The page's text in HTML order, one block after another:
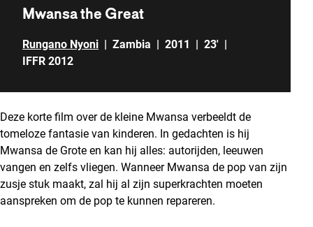
Mwansa the Great
Rungano Nyoni | Zambia | 2011 | 23' |
IFFR 2012
Deze korte film over de kleine Mwansa verbeeldt de
tomeloze fantasie van kinderen. In gedachten is hij
Mwansa de Grote en kan hij alles: autorijden, leeuwen
vangen en zelfs vliegen. Wanneer Mwansa de pop van zijn
zusje stuk maakt, zal hij al zijn superkrachten moeten
aanspreken om de pop te kunnen repareren.